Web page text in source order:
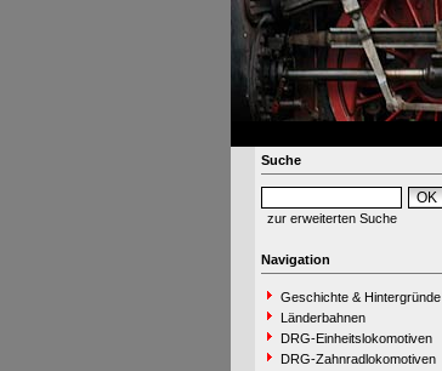
Suche
zur erweiterten Suche
Navigation
Geschichte & Hintergründe
Länderbahnen
DRG-Einheitslokomotiven
DRG-Zahnradlokomotiven